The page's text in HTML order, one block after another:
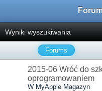
Wyniki wyszukiwania
Forums
2015-06 Wróć do
oprogramowaniem
W MyApple Magazyn